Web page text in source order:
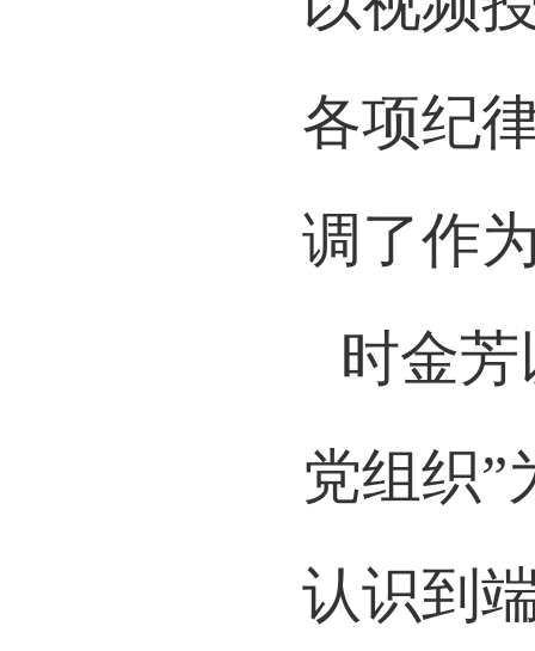
以视频
各项纪
调了作
时金
党组织
认识到